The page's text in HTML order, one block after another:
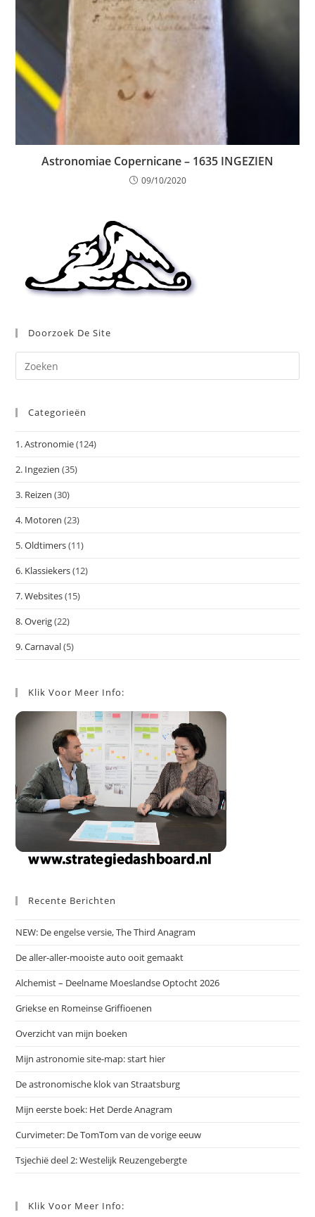
Astronomiae Copernicane – 1635 INGEZIEN
09/10/2020
Doorzoek De Site
op
Categorieën
1. Astronomie(124)
2. Ingezien (35)
3. Reizen (30)
4. Motoren (23)
5. Oldtimers(11)
6. Klassiekers(12)
7. Websites(15)
8. Overig(22)
9. Carnaval(5)
Klik Voor Meer Info:
Recente Berichten
NEW: De engelse versie, The Third Anagram
De aller-aller-mooiste auto ooit gemaakt
Alchemist – Deelname Moeslandse Optocht 2026
Griekse en Romeinse Griffioenen
Overzicht van mijn boeken
Mijn astronomie site-map: start hier
De astronomische klok van Straatsburg
Mijn eerste boek: Het Derde Anagram
Curvimeter: De TomTom van de vorige eeuw
Tsjechië deel 2: Westelijk Reuzengebergte
Klik Voor Meer Info: